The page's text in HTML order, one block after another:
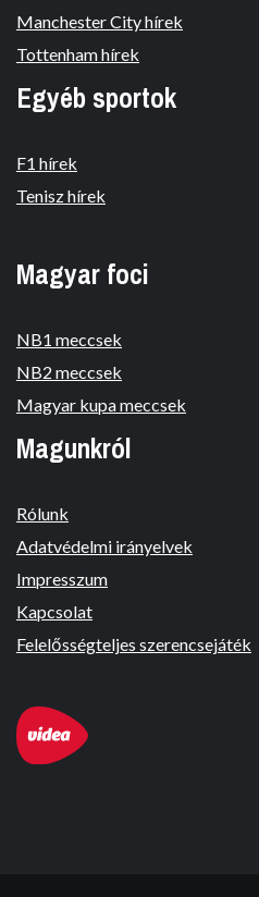
Manchester City hírek
Tottenham hírek
Egyéb sportok
F1 hírek
Tenisz hírek
Magyar foci
NB1 meccsek
NB2 meccsek
Magyar kupa meccsek
Magunkról
Rólunk
Adatvédelmi irányelvek
Impresszum
Kapcsolat
Felelősségteljes szerencsejáték